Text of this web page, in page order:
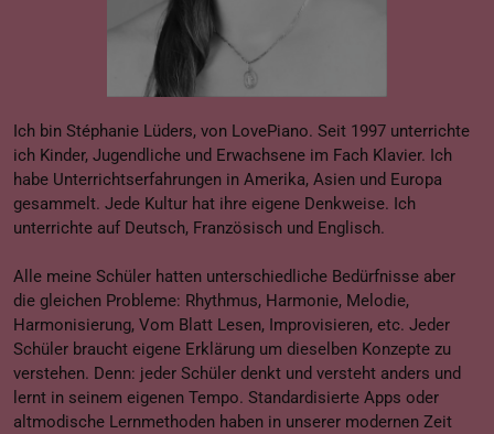
Ich bin Stéphanie Lüders, von LovePiano. Seit 1997 unterrichte
ich Kinder, Jugendliche und Erwachsene im Fach Klavier. Ich
habe Unterrichtserfahrungen in Amerika, Asien und Europa
gesammelt. Jede Kultur hat ihre eigene Denkweise. Ich
unterrichte auf Deutsch, Französisch und Englisch.
Alle meine Schüler hatten unterschiedliche Bedürfnisse aber
die gleichen Probleme: Rhythmus, Harmonie, Melodie,
Harmonisierung, Vom Blatt Lesen, Improvisieren, etc. Jeder
Schüler braucht eigene Erklärung um dieselben Konzepte zu
verstehen. Denn: jeder Schüler denkt und versteht anders und
lernt in seinem eigenen Tempo. Standardisierte Apps oder
altmodische Lernmethoden haben in unserer modernen Zeit